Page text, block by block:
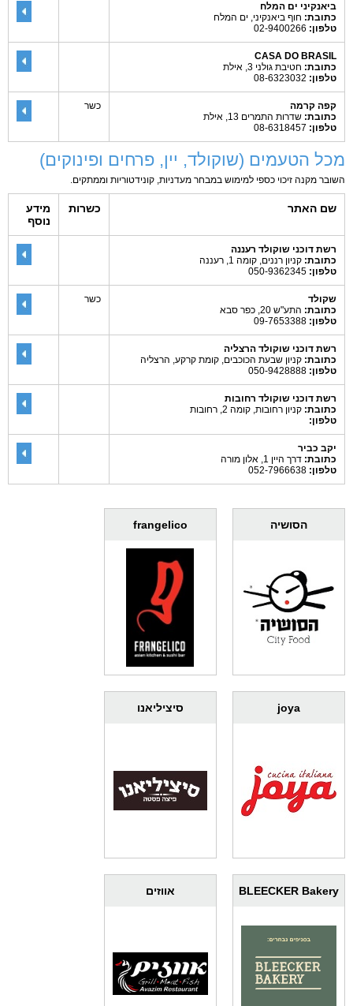
ביאנקיני ים המלח
כתובת: חוף ביאנקיני, ים המלח
טלפון:
CASA DO BRASIL
כתובת: חטיבת גולני 3, אילת
טלפון:
קפה קרמה
כתובת: שדרות התמרים 13, אילת
טלפון:
כשר
מכל הטעמים (שוקולד, יין, פרחים ופינוקים)
השובר מקנה זיכוי כספי למימוש במבחר מעדניות, קונידטוריות וממתקים.
שם האתר כשרות
מידע
נוסף
רשת דוכני שוקולד רעננה
כתובת: קניון רננים, קומה 1, רעננה
טלפון:
שקולד
כתובת: התע"ש 20, כפר סבא
טלפון:
כשר
רשת דוכני שוקולד הרצליה
כתובת: קניון שבעת הכוכבים, קומת קרקע, הרצליה
טלפון:
רשת דוכני שוקולד רחובות
כתובת: קניון רחובות, קומה 2, רחובות
טלפון:
יקב כביר
כתובת: דרך היין 1, אלון מורה
טלפון:
הסושיה frangelico
joya סיציליאנו
BLEECKER Bakery אווזים